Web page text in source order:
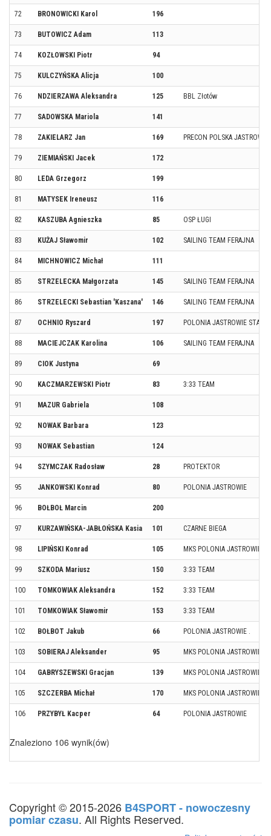
72 BRONOWICKI Karol 196
73 BUTOWICZ Adam 113
74 KOZŁOWSKI Piotr 94
75 KULCZYŃSKA Alicja 100
76 NDZIERZAWA Aleksandra 125 BBL Złotów
77 SADOWSKA Mariola 141
78 ZAKIELARZ Jan 169 PRECON POLSKA JASTROWIE
79 ZIEMIAŃSKI Jacek 172
80 LEDA Grzegorz 199
81 MATYSEK Ireneusz 116
82 KASZUBA Agnieszka 85 OSP ŁUGI
83 KUŻAJ Sławomir 102 SAILING TEAM FERAJNA
84 MICHNOWICZ Michał 111
85 STRZELECKA Małgorzata 145 SAILING TEAM FERAJNA
86 STRZELECKI Sebastian 'Kaszana' 146 SAILING TEAM FERAJNA
87 OCHNIO Ryszard 197 POLONIA JASTROWIE START
88 MACIEJCZAK Karolina 106 SAILING TEAM FERAJNA
89 CIOK Justyna 69
90 KACZMARZEWSKI Piotr 83 3:33 TEAM
91 MAZUR Gabriela 108
92 NOWAK Barbara 123
93 NOWAK Sebastian 124
94 SZYMCZAK Radosław 28 PROTEKTOR
95 JANKOWSKI Konrad 80 POLONIA JASTROWIE
96 BOŁBOŁ Marcin 200
97 KURZAWIŃSKA-JABŁOŃSKA Kasia 101 CZARNE BIEGA
98 LIPIŃSKI Konrad 105 MKS POLONIA JASTROWIE
99 SZKODA Mariusz 150 3:33 TEAM
100 TOMKOWIAK Aleksandra 152 3:33 TEAM
101 TOMKOWIAK Sławomir 153 3:33 TEAM
102 BOŁBOT Jakub 66 POLONIA JASTROWIE .
103 SOBIERAJ Aleksander 95 MKS POLONIA JASTROWIE
104 GABRYSZEWSKI Gracjan 139 MKS POLONIA JASTROWIE
105 SZCZERBA Michał 170 MKS POLONIA JASTROWIE
106 PRZYBYŁ Kacper 64 POLONIA JASTROWIE
Znaleziono 106 wynik(ów)
Copyright © 2015-2026 B4SPORT - nowoczesny
pomiar czasu. All Rights Reserved.